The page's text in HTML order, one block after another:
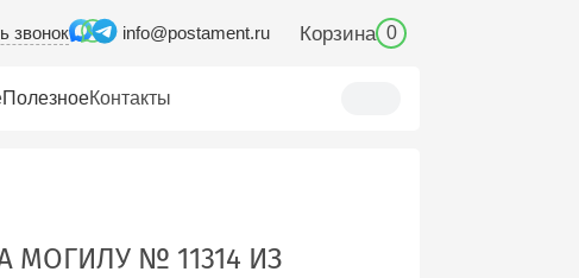
звонок info@postament.ru Корзина 0
ПолезноеКонтакты
МОГИЛУ № 11314 ИЗ